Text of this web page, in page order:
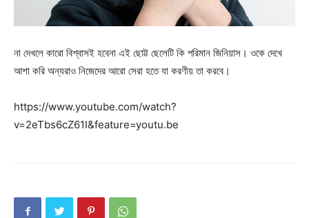
না দেখলে কারো বিশ্বাসই হবেনা এই ছোট্ট ছেলেটি কি পরিমান জিনিয়াস। ওকে দেখে
আশা করি অন্যরাও নিজেদের আরো সেরা হতে যা করণীয় তা করবে।
https://www.youtube.com/watch?
v=2eTbs6cZ61I&feature=youtu.be